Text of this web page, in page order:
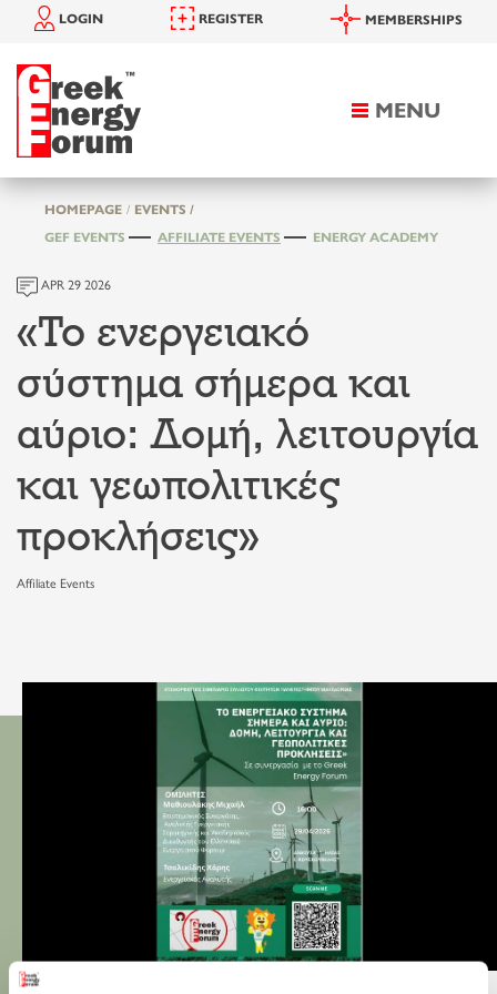
Toggle
MENU
LOGIN REGISTER MEMBERSHIPS
HOMEPAGE
EVENTS /
GEF EVENTS
AFFILIATE EVENTS ENERGY ACADEMY
APR 29 2026
«Το ενεργειακό
σύστημα σήμερα και
αύριο: Δομή, λειτουργία
και γεωπολιτικές
προκλήσεις»
Affiliate Events